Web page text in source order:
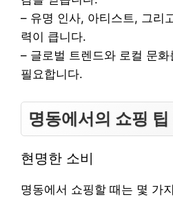
– 유명 인사, 아티스트, 그리
력이 큽니다.
– 글로벌 트렌드와 로컬 문
필요합니다.
명동에서의 쇼핑 팁
현명한 소비
명동에서 쇼핑할 때는 몇 가